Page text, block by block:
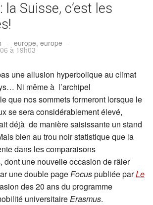
la Suisse, c’est les
- europe, europe -
à 19h03
une allusion hyperbolique au climat
Ni même à l’archipel
que nos sommets formeront lorsque le
se sera considérablement élevé,
déjà de manière saisissante un stand
bien au trou noir statistique que la
dans les comparaisons
dont une nouvelle occasion de râler
une double page Focuspubliée parLe
des 20 ans du programme
universitaire Erasmus.